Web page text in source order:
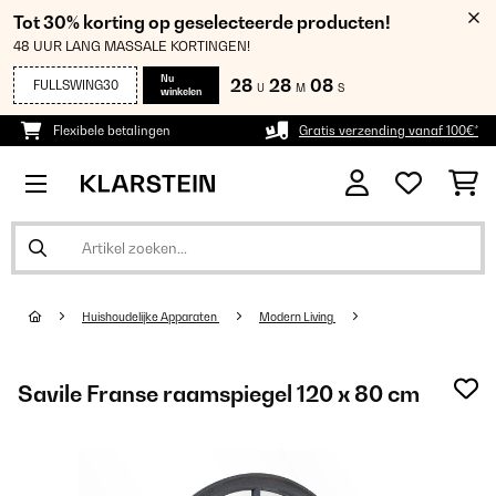
Tot 30% korting op geselecteerde producten!
48 UUR LANG MASSALE KORTINGEN!
FULLSWING30
Nu
winkelen
28 U 28 M 08 S
Flexibele betalingen Gratis verzending vanaf 100€*
Huishoudelijke Apparaten Modern Living
Savile Franse raamspiegel 120 x 80 cm